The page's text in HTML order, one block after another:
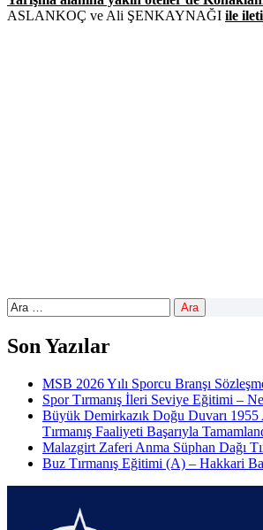
ASLANKOÇ ve Ali ŞENKAYNAĞI ile
Copy
Link
Son Yazılar
MSB 2026 Yılı Sporcu Branşı
Spor Tırmanış İleri Seviye Eğitimi –
Büyük Demirkazık Doğu Duvarı 1955
Tırmanış Faaliyeti Başarıyla
Malazgirt Zaferi Anma Süphan Dağı
Buz Tırmanış Eğitimi (A) – Hakkari